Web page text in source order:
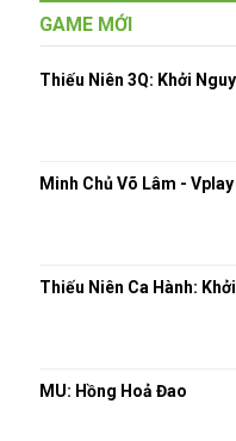
GAME MỚI
Thiếu Niên 3Q: Khởi
Minh Chủ Võ Lâm - Vplay
Thiếu Niên Ca Hành:
MU: Hồng Hoả Đao